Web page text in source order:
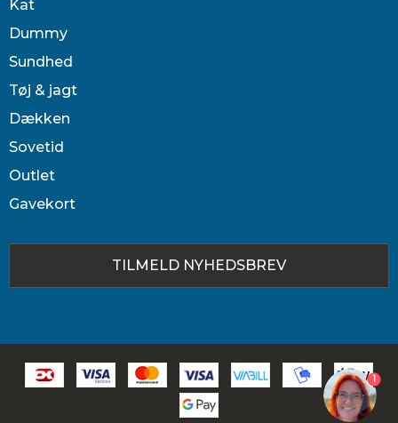
Kat
Dummy
Sundhed
Tøj & jagt
Dækken
Sovetid
Outlet
Gavekort
TILMELD NYHEDSBREV
1